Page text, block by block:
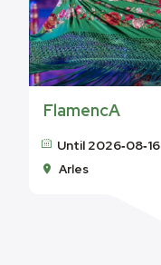
FlamencA
Until 2026‑08‑16
Arles